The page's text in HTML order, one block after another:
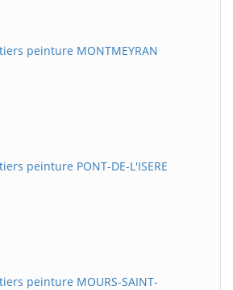
peinture MONTMEYRAN
peinture PONT-DE-L'ISERE
peinture MOURS-SAINT-